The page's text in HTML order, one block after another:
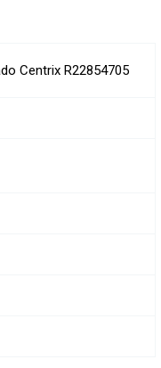
Centrix R22854705